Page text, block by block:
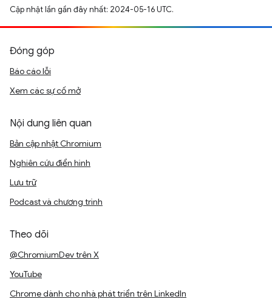
Cập nhật lần gần đây nhất: 2024-05-16 UTC.
Đóng góp
Báo cáo lỗi
Xem các sự cố mở
Nội dung liên quan
Bản cập nhật Chromium
Nghiên cứu điển hình
Lưu trữ
Podcast và chương trình
Theo dõi
@ChromiumDev trên X
YouTube
Chrome dành cho nhà phát triển trên LinkedIn